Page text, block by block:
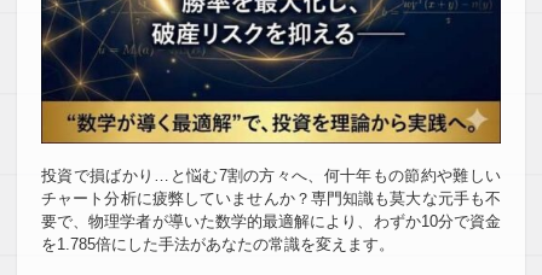
投資で損ばかり…と悩む7割の方々へ、何十年もの節約や難しい
チャート分析に疲弊していませんか？専門知識も莫大な元手も不
要で、物理学者が導いた数学的最適解により 、わずか10分で資金
を1.785倍にした手法があなたの常識を変えます。